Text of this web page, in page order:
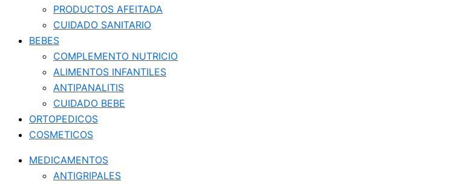
PRODUCTOS AFEITADA
CUIDADO SANITARIO
BEBES
COMPLEMENTO NUTRICIO
ALIMENTOS INFANTILES
ANTIPANALITIS
CUIDADO BEBE
ORTOPEDICOS
COSMETICOS
MEDICAMENTOS
ANTIGRIPALES